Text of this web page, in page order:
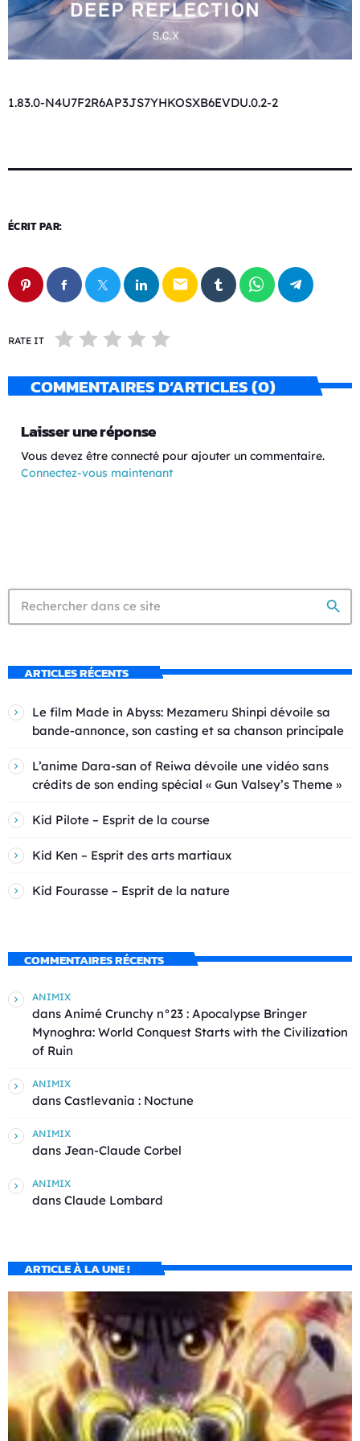
1.83.0-N4U7F2R6AP3JS7YHKOSXB6EVDU.0.2-2
ÉCRIT PAR:
email
RATE IT
COMMENTAIRES D’ARTICLES (0)
Laisser une réponse
Vous devez être connecté pour ajouter un commentaire.
Connectez-vous maintenant
search
ARTICLES RÉCENTS
Le film Made in Abyss: Mezameru Shinpi dévoile sa
bande-annonce, son casting et sa chanson principale
L’anime Dara-san of Reiwa dévoile une vidéo sans
crédits de son ending spécial « Gun Valsey’s Theme »
Kid Pilote – Esprit de la course
Kid Ken – Esprit des arts martiaux
Kid Fourasse – Esprit de la nature
COMMENTAIRES RÉCENTS
ANIMIX
dans Animé Crunchy n°23 : Apocalypse Bringer
Mynoghra: World Conquest Starts with the Civilization
of Ruin
ANIMIX
dans Castlevania : Noctune
ANIMIX
dans Jean-Claude Corbel
ANIMIX
dans Claude Lombard
ARTICLE À LA UNE !